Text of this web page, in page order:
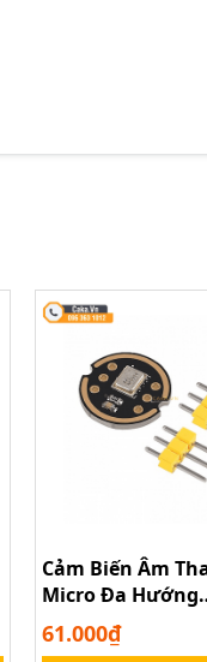
tự động.
Cảm Biến Âm
Micro Đa Hướng
INMP441 MEMS
Ghi Âm Kết Nối I2S
61.000₫